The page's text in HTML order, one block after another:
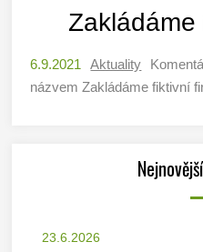
6.9.2021 Aktuality
názvem Zakládáme fiktivní
23.6.2026